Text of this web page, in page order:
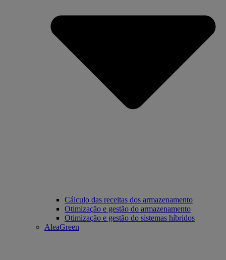
Cálculo das receitas dos armazenamento
Otimização e gestão do armazenamento
Otimização e gestão do sistemas híbridos
AleaGreen